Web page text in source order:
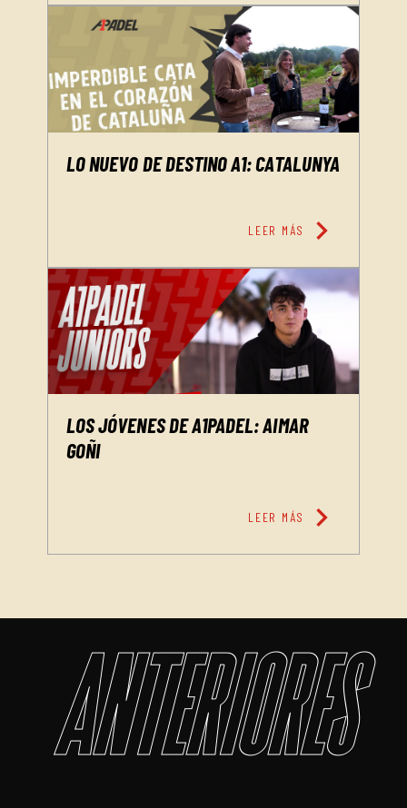
LO NUEVO DE DESTINO A1: CATALUNYA
LEER MÁS chevron_right
LOS JÓVENES DE A1PADEL: AIMAR
GOÑI
LEER MÁS chevron_right
Anteriores